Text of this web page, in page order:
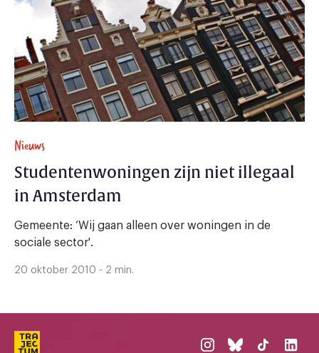
Nieuws
Studentenwoningen zijn niet illegaal
in Amsterdam
Gemeente: ‘Wij gaan alleen over woningen in de
sociale sector'.
20 oktober 2010 - 2 min.